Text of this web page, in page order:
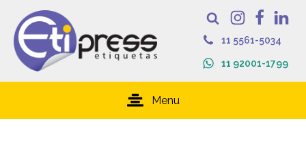
11 5561-5034
11 92001-1799
Menu